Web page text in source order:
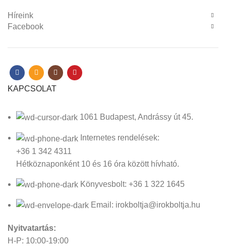
Híreink
Facebook
KAPCSOLAT
1061 Budapest, Andrássy út 45.
Internetes rendelések:
+36 1 342 4311
Hétköznaponként 10 és 16 óra között hívható.
Könyvesbolt: +36 1 322 1645
Email: irokboltja@irokboltja.hu
Nyitvatartás:
H-P: 10:00-19:00